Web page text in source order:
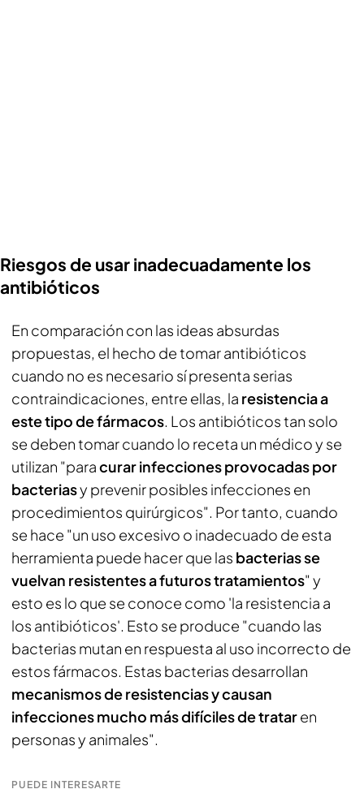
Riesgos de usar inadecuadamente los
antibióticos
En comparación con las ideas absurdas
propuestas, el hecho de tomar antibióticos
cuando no es necesario sí presenta serias
contraindicaciones, entre ellas, la resistencia a
este tipo de fármacos. Los antibióticos tan solo
se deben tomar cuando lo receta un médico y se
utilizan "paracurar infecciones provocadas por
bacteriasy prevenir posibles infecciones en
procedimientos quirúrgicos". Por tanto, cuando
se hace "un uso excesivo o inadecuado de esta
herramienta puede hacer que las bacterias se
vuelvan resistentes a futuros tratamientos" y
esto es lo que se conoce como 'la resistencia a
los antibióticos'. Esto se produce "cuando las
bacterias mutan en respuesta al uso incorrecto de
estos fármacos. Estas bacterias desarrollan
mecanismos de resistencias y causan
infecciones mucho más difíciles de trataren
personas y animales".
PUEDE INTERESARTE